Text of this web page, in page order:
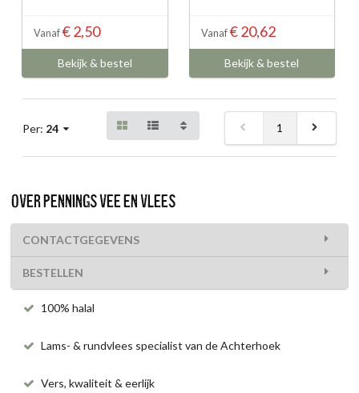
Vanaf€ 2,50
Bekijk & bestel
Vanaf€ 20,62
Bekijk & bestel
Per: 24 1
OVER PENNINGS VEE EN VLEES
CONTACTGEGEVENS
BESTELLEN
100% halal
Lams- & rundvlees specialist van de Achterhoek
Vers, kwaliteit & eerlijk